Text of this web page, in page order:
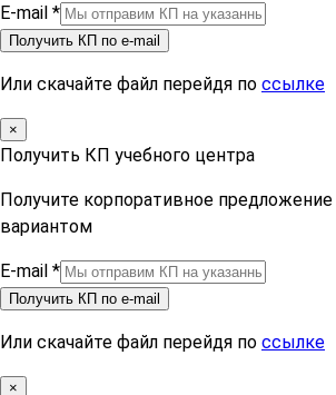
E-mail *
Получить КП по e-mail
Или скачайте файл перейдя по ссылке
×
Получить КП учебного центра
Получите корпоративное
вариантом
E-mail *
Получить КП по e-mail
Или скачайте файл перейдя по ссылке
×